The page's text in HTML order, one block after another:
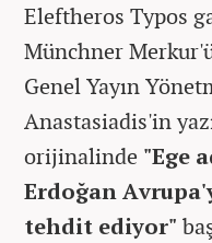
Eleftheros Typos
Münchner
Genel Yayın
Anastasiadis'in
orijinalinde "Ege
Erdoğan
tehdit ediyor"